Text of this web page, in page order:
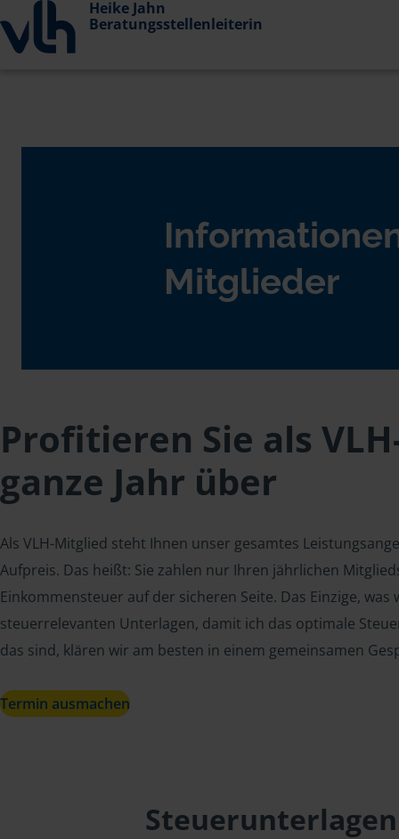
Heike Jahn
Beratungsstellenleiterin
Mitglieder
Profitieren Sie als
ganze Jahr über
Als VLH-Mitglied steht Ihnen unser gesamtes
Aufpreis. Das heißt: Sie zahlen nur Ihren jährlichen
Einkommensteuer auf der sicheren Seite. Das Einzige,
steuerrelevanten Unterlagen, damit ich das optimale
das sind, klären wir am besten in einem gemeinsamen
Termin ausmachen